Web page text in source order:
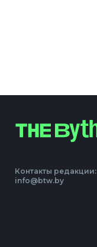
Контакты редакции:
info@btw.by